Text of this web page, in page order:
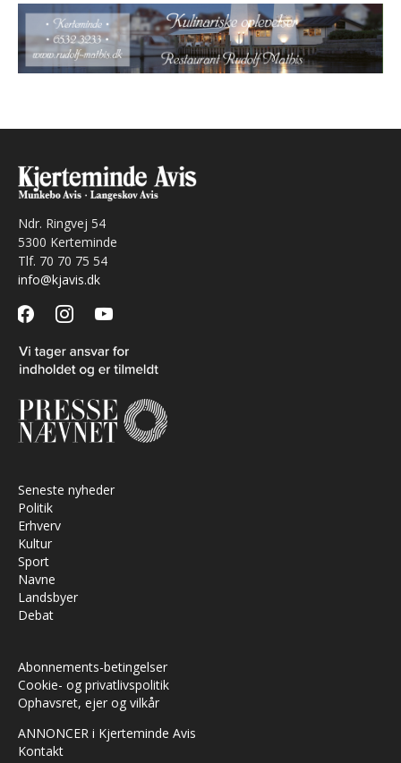
Ndr. Ringvej 54
5300 Kerteminde
Tlf. 70 70 75 54
info@kjavis.dk
facebookinstagramyoutube
Seneste nyheder
Politik
Erhverv
Kultur
Sport
Navne
Landsbyer
Debat
Abonnements-betingelser
Cookie- og privatlivspolitik
Ophavsret, ejer og vilkår
ANNONCER i Kjerteminde Avis
Kontakt